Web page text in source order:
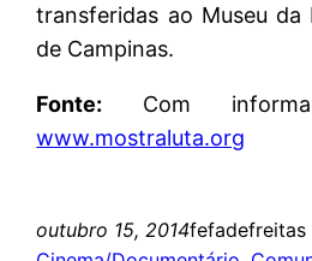
transferidas ao Museu da
de Campinas.
Fonte: Com
www.mostraluta.org
outubro 15, 2014fefadefreitas